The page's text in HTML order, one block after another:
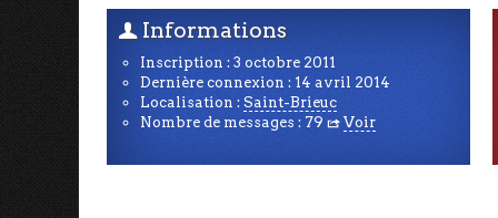
Guide rapide concernant l'inscription sur le
site officiel du jeu. Créez ainsi votre compte
joueur qui permet d'être authentifié sur les
U Informations
Inscription : 3 octobre 2011
Dernière connexion : 14 avril 2014
Localisation : Saint-Brieuc
Nombre de messages : 79 R Voir